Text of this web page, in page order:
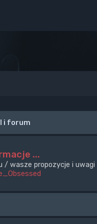
i forum
...
/ wasze propozycje i uwagi